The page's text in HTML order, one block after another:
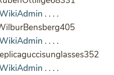
. . . .
. . . .
. . . .